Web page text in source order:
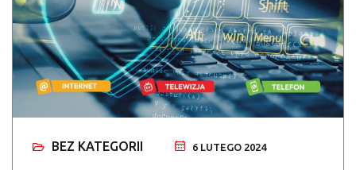
BEZ KATEGORII 6 LUTEGO 2024